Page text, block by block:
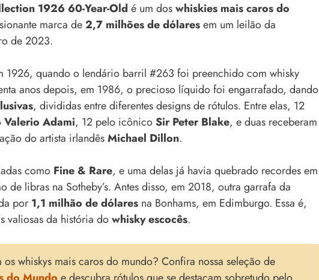
1926 60-Year-Old é um doswhiskies mais caros do
marca de2,7 milhões de dólaresem um leilão da
de 2023.
1926, quando o lendário barril #263 foi preenchido com whisky
anos depois, em 1986, o precioso líquido foi engarrafado, dando
, divididas entre diferentes designs de rótulos. Entre elas, 12
Valerio Adami, 12 pelo icônicoSir Peter Blake, e duas receberam
do artista irlandêsMichael Dillon.
como Fine & Rare, e uma delas já havia quebrado recordes em
libras na Sotheby’s. Antes disso, em 2018, outra garrafa da
por 1,1 milhão de dólares na Bonhams, em Edimburgo. Essa é,
valiosas da história dowhisky escocês.
whiskys mais caros do mundo? Confira nossa seleção de